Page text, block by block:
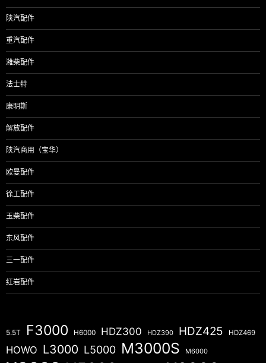
陕汽配件
重汽配件
潍柴配件
法士特
康明斯
解放配件
陕汽商用（宝华）
欧曼配件
徐工配件
玉柴配件
东风配件
三一配件
红岩配件
5.5T F3000 H6000 HDZ300 HDZ390 HDZ425 HDZ469
HOWO L3000 L5000 M3000S M6000